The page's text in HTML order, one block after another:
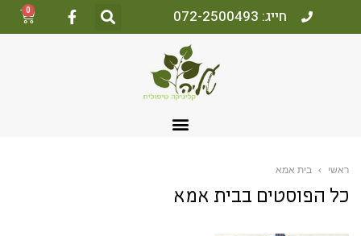
חייג: 072-2500493 0
ראשי › בית אמא
כל הפוסטים בבית אמא